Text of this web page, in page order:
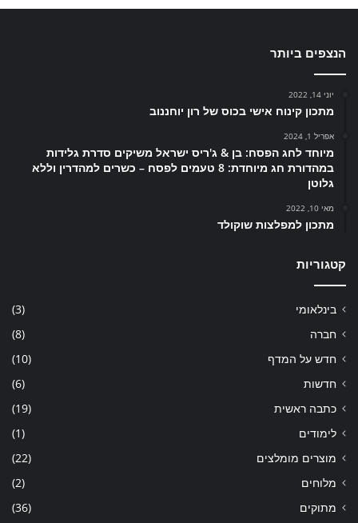
הנצפים ביותר
יוני 14, 2022
מתכון קינוח אישי בכוס של רון יוחננוב
אפריל 1, 2024
מיוחד לחג הפסח: בן & ג'ריס ישראל משיקים סדרת גלידות
במהדורת חג מיוחדת: 8 טעמים לפסח – כשרים למהדרין וללא
גלוטן
מאי 10, 2022
מתכון למפלצות שוקולד
קטגוריות
בינלאומי
(3)
חברה
(8)
חדש על המדף
(10)
חדשות
(6)
כתבה ראשית
(19)
לימודים
(1)
מוצרים מומלצים
(22)
מלוחים
(2)
מתוקים
(36)